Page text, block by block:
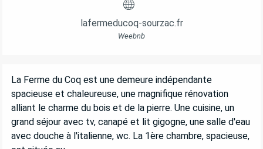
lafermeducoq-sourzac.fr
Weebnb
DESCRIPTION
La Ferme du Coq est une demeure indépendante
spacieuse et chaleureuse, une magnifique rénovation
alliant le charme du bois et de la pierre. Une cuisine, un
grand séjour avec tv, canapé et lit gigogne, une salle d'eau
avec douche à l'italienne, wc. La 1ère chambre, spacieuse,